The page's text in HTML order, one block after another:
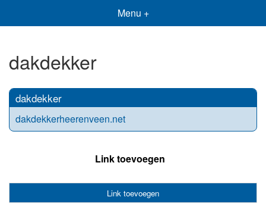
Menu +
dakdekker
dakdekker
dakdekkerheerenveen.net
Link toevoegen
Link toevoegen